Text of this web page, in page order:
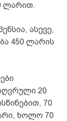
ლარით.
ასევე,
450 ლარის
20
70
ხოლო 70